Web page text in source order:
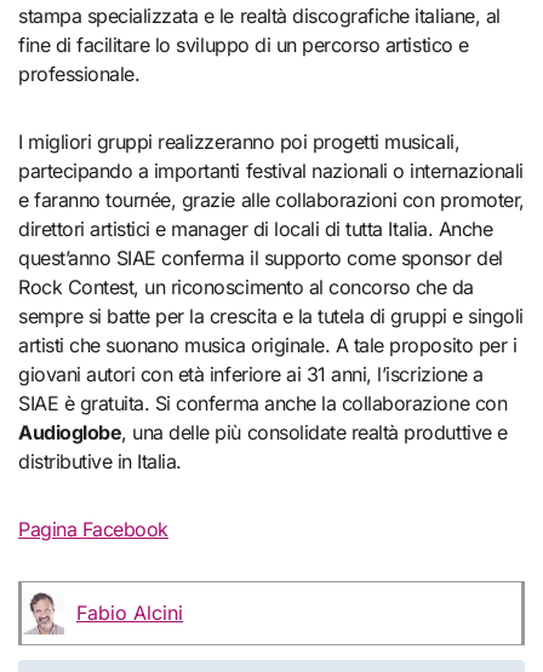
stampa specializzata e le realtà discografiche italiane, al
fine di facilitare lo sviluppo di un percorso artistico e
professionale.
I migliori gruppi realizzeranno poi progetti musicali,
partecipando a importanti festival nazionali o internazionali
e faranno tournée, grazie alle collaborazioni con promoter,
direttori artistici e manager di locali di tutta Italia. Anche
quest’anno SIAE conferma il supporto come sponsor del
Rock Contest, un riconoscimento al concorso che da
sempre si batte per la crescita e la tutela di gruppi e singoli
artisti che suonano musica originale. A tale proposito per i
giovani autori con età inferiore ai 31 anni, l’iscrizione a
SIAE è gratuita. Si conferma anche la collaborazione con
Audioglobe, una delle più consolidate realtà produttive e
distributive in Italia.
Pagina Facebook
Fabio Alcini